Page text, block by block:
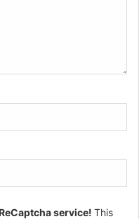
service! This